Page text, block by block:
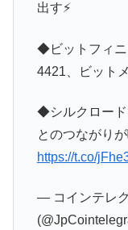
出す⚡️
◆ビットフィニ
4421、ビット
◆シルクロード
とのつながり
https://t.co/
— コインテレ